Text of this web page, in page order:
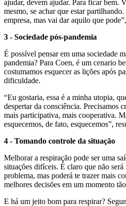
ajudar, devem ajudar. Para ficar bem.
mesmo, se achar que estar
empresa, mas vai dar aquilo que
3 - Sociedade pós-pandemia
É possível pensar em uma sociedade
pandemia? Para Coen, é um cenario
costumamos esquecer as lições após
dificuldade.
“Eu gostaria, essa é a minha utopia,
despertar da consciência. Precisamos
mais participativa, mais cooperativa.
esquecemos, de fato, esquecemos”,
4 - Tomando controle da situação
Melhorar a respiração pode ser uma
situações difíceis. É claro que não
problema, mas poderá te trazer mais
melhores decisões em um momento
E há um jeito bom para respirar?